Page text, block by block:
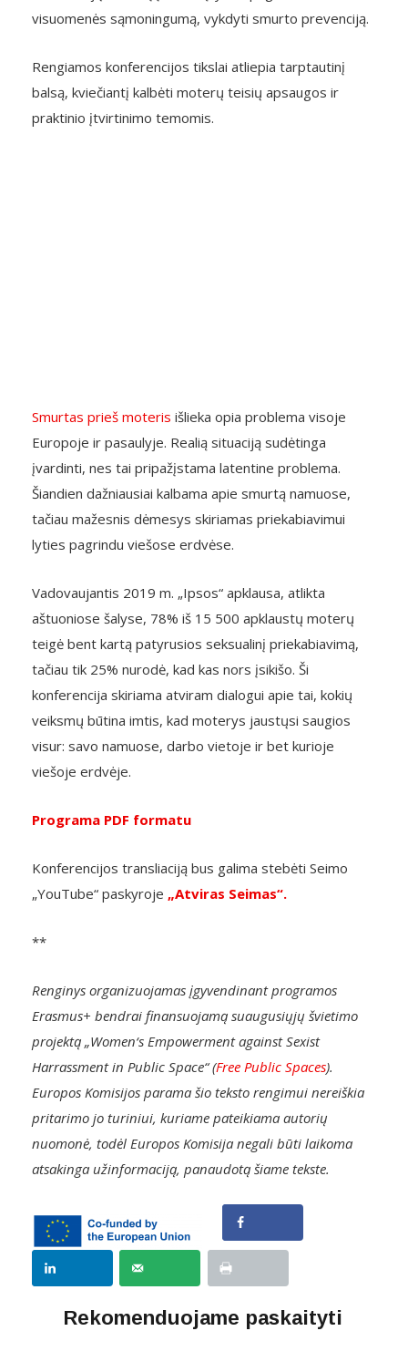
visuomenės sąmoningumą, vykdyti smurto prevenciją.
Rengiamos konferencijos tikslai atliepia tarptautinį
balsą, kviečiantį kalbėti moterų teisių apsaugos ir
praktinio įtvirtinimo temomis.
Smurtas prieš moteris išlieka opia problema visoje
Europoje ir pasaulyje. Realią situaciją sudėtinga
įvardinti, nes tai pripažįstama latentine problema.
Šiandien dažniausiai kalbama apie smurtą namuose,
tačiau mažesnis dėmesys skiriamas priekabiavimui
lyties pagrindu viešose erdvėse.
Vadovaujantis 2019 m. „Ipsos“ apklausa, atlikta
aštuoniose šalyse, 78% iš 15 500 apklaustų moterų
teigė bent kartą patyrusios seksualinį priekabiavimą,
tačiau tik 25% nurodė, kad kas nors įsikišo. Ši
konferencija skiriama atviram dialogui apie tai, kokių
veiksmų būtina imtis, kad moterys jaustųsi saugios
visur: savo namuose, darbo vietoje ir bet kurioje
viešoje erdvėje.
Programa PDF formatu
Konferencijos transliaciją bus galima stebėti Seimo
„YouTube“ paskyroje „Atviras Seimas“.
**
Renginys organizuojamas įgyvendinant programos
Erasmus+ bendrai finansuojamą suaugusiųjų švietimo
projektą „Women‘s Empowerment against Sexist
Harrassment in Public Space“ (Free Public Spaces).
Europos Komisijos parama šio teksto rengimui nereiškia
pritarimo jo turiniui, kuriame pateikiama autorių
nuomonė, todėl Europos Komisija negali būti laikoma
atsakinga užinformaciją, panaudotą šiame tekste.
Rekomenduojame paskaityti